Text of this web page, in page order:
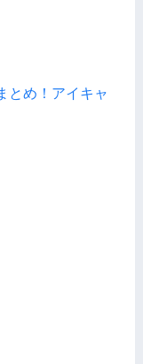
とめ！アイキャ